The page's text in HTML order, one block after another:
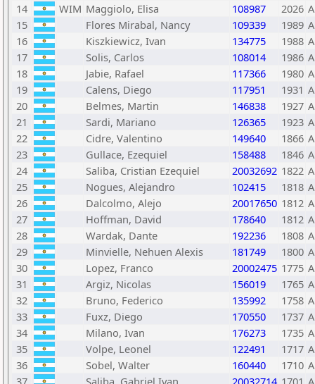
14
WIM Maggiolo, Elisa 108987 2026
15
Flores Mirabal, Nancy 109339 1989
16
Kiszkiewicz, Ivan 134775 1988
17
Solis, Carlos 108014 1986
18
Jabie, Rafael 117366 1980
19
Calens, Diego 117951 1931
20
Belmes, Martin 146838 1927
21
Sardi, Mariano 126365 1923
22
Cidre, Valentino 149640 1866
23
Gullace, Ezequiel 158488 1846
24
Saliba, Cristian Ezequiel 20032692 1822
25
Nogues, Alejandro 102415 1818
26
Dalcolmo, Alejo 20017650 1812
27
Hoffman, David 178640 1812
28
Wardak, Dante 192236 1808
29
Minvielle, Nehuen Alexis 181749 1800
30
Lopez, Franco 20002475 1775
31
Argiz, Nicolas 156019 1765
32
Bruno, Federico 135992 1758
33
Fuxz, Diego 170550 1737
34
Milano, Ivan 176273 1735
35
Volpe, Leonel 122491 1717
36
Sobel, Walter 160440 1710
37
Saliba, Gabriel Ivan 20032714 1701